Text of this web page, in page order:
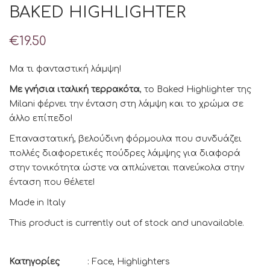
BAKED HIGHLIGHTER
€19.50
Μα τι φανταστική λάμψη!
Με γνήσια ιταλική τερρακότα, το Baked Highlighter της
Milani φέρνει την ένταση στη λάμψη και το χρώμα σε
άλλο επίπεδο!
Επαναστατική, βελούδινη φόρμουλα που συνδυάζει
πολλές διαφορετικές πούδρες λάμψης για διαφορά
στην τονικότητα ώστε να απλώνεται πανεύκολα στην
ένταση που θέλετε!
Made in Italy
This product is currently out of stock and unavailable.
Κατηγορίες : Face, Highlighters